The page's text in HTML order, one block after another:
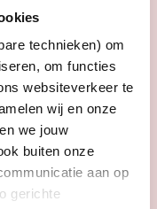
technieken) om
om functies
websiteverkeer te
wij en onze
we jouw
buiten onze
aan op
gerichte
vormen
waarin
raken, naar
te komen
andere
om de